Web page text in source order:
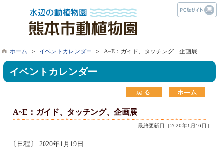
ホーム ＞ イベントカレンダー ＞ A~E：ガイド、タッチング、企画展
イベントカレンダー
A~E：ガイド、タッチング、企画展
最終更新日［2020年1月16日］
〔日程〕 2020年1月19日